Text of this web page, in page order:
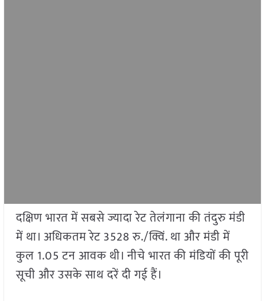
दक्षिण भारत में सबसे ज्यादा रेट तेलंगाना की तंदुरु मंडी
में था। अधिकतम रेट 3528 रु./क्विं. था और मंडी में
कुल 1.05 टन आवक थी। नीचे भारत की मंडियों की पूरी
सूची और उसके साथ दरें दी गई हैं।